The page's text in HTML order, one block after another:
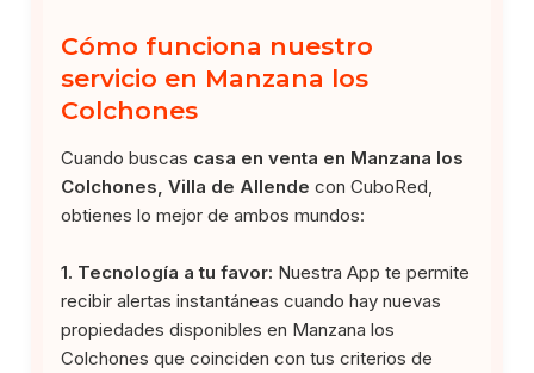
Cómo funciona nuestro
servicio en Manzana los
Colchones
Cuando buscas casa en venta en Manzana los
Colchones, Villa de Allende con CuboRed,
obtienes lo mejor de ambos mundos:
1. Tecnología a tu favor: Nuestra App te permite
recibir alertas instantáneas cuando hay nuevas
propiedades disponibles en Manzana los
Colchones que coinciden con tus criterios de